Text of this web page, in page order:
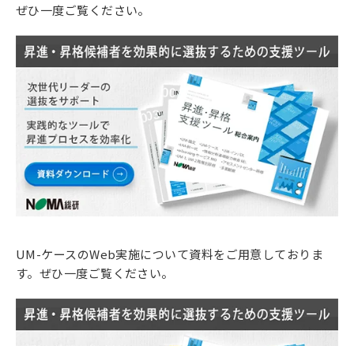
ぜひ一度ご覧ください。
UM-ケースのWeb実施について資料をご用意しておりま
す。ぜひ一度ご覧ください。